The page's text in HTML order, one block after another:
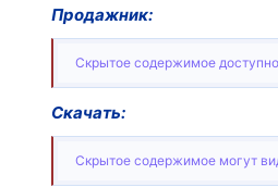
Продажник:
Скрытое содержимое
Скачать:
Скрытое содержимое могут